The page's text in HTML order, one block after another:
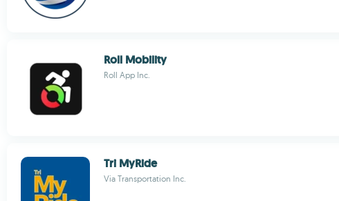
Roll Mobility
Roll App Inc.
Tri MyRide
Via Transportation Inc.